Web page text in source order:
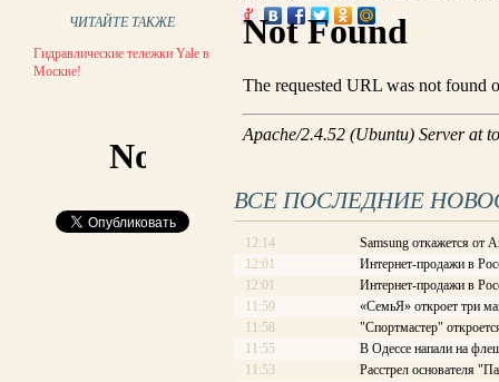
ЧИТАЙТЕ ТАКЖЕ
Гидравлические тележки Yale в
Москве!
ВСЕ ПОСЛЕДНИЕ
12:14
Samsung откажется от
12:01
Интернет-продажи в
12:01
Интернет-продажи в
11:59
«СемьЯ» откроет три
11:58
"Спортмастер"
11:55
В Одессе напали на
11:53
Расстрел основателя